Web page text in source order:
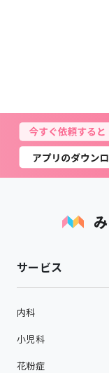
サービス
内科
小児科
花粉症